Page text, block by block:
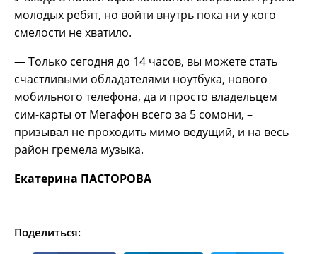
молодых ребят, но войти внутрь пока ни у кого
смелости не хватило.
— Только сегодня до 14 часов, вы можете стать
счастливыми обладателями ноутбука, нового
мобильного телефона, да и просто владельцем
сим-карты от Мегафон всего за 5 сомони, –
призывал не проходить мимо ведущий, и на весь
район гремела музыка.
Екатерина ПАСТОРОВА
Поделиться: